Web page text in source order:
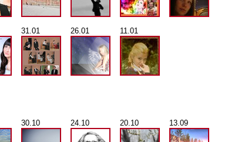
31.01 26.01 11.01
30.10 24.10 20.10 13.09